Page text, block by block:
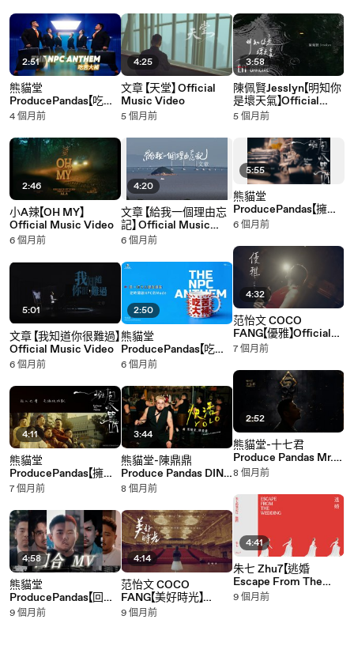
2:51
熊貓堂
ProducePandas【吃苦
大補 | The NPC
4 個月前
2:46
小A辣【OH MY】
Official Music Video
6 個月前
5:01
文章 【我知道你很難過】
Official Music Video
6 個月前
4:11
熊貓堂
ProducePandas【擁抱
怪獸 Embrace the
Lyric Video
7 個月前
4:58
熊貓堂
ProducePandas【回合
Coherence】Official
9 個月前
MV
4:25
文章 【天堂】 Official
Music Video
5 個月前
4:20
文章 【給我一個理由忘
記】 Official Music
Video
6 個月前
2:50
熊貓堂
ProducePandas【吃苦
大補 The NPC
Lyric Video
6 個月前
3:44
熊貓堂-陳鼎鼎
Produce Pandas DING
【快活YOLO】Official
8 個月前
4:14
范怡文 COCO
FANG【美好時光】
Official Music Video
9 個月前
3:58
陳佩賢Jesslyn【明知你
是壞天氣】Official
Lyric Video
5 個月前
5:55
熊貓堂
ProducePandas【擁抱
怪獸 | Embrace the
Documentary MV
6 個月前
4:32
范怡文 COCO
FANG【優雅】Official
Music Video
7 個月前
2:52
熊貓堂-十七君
Produce Pandas Mr.17
【Sahara Flame】
8 個月前
4:41
朱七 Zhu7【逃婚
Escape From The
Wedding 】Official
9 個月前